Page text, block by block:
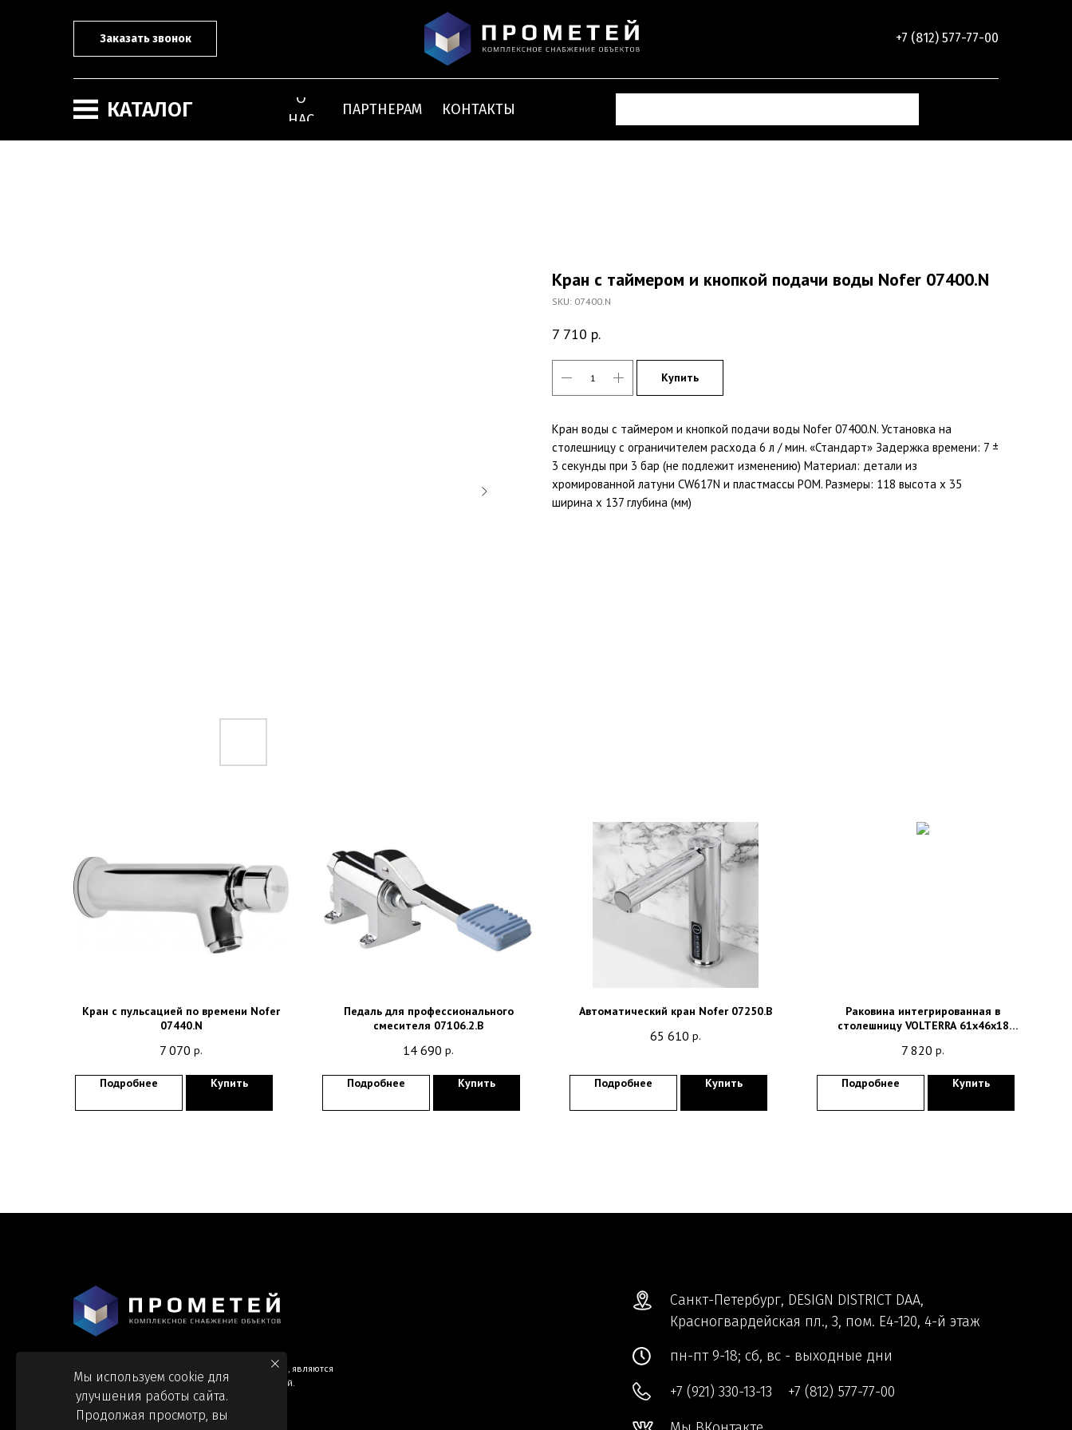
Заказать звонок +7 (812) 577-77-00
КАТАЛОГ
О
НАС
ПАРТНЕРАМ КОНТАКТЫ
Кран с таймером и кнопкой подачи воды Nofer 07400.N
SKU: 07400.N
7 710 р.
Купить
Кран воды с таймером и кнопкой подачи воды Nofer 07400.N. Установка на
столешницу с ограничителем расхода 6 л / мин. «Стандарт» Задержка времени: 7 ±
3 секунды при 3 бар (не подлежит изменению) Материал: детали из
хромированной латуни CW617N и пластмассы POM. Размеры: 118 высота x 35
ширина x 137 глубина (мм)
Кран с пульсацией по времени Nofer
07440.N
7 070 р.
Подробнее Купить
Педаль для профессионального
смесителя 07106.2.B
14 690 р.
Подробнее Купить
Автоматический кран Nofer 07250.B
65 610 р.
Подробнее Купить
Раковина интегрированная в
столешницу VOLTERRA 61х46x18
7 820 р.
Подробнее Купить
Информация и цены, представленные на сайте, являются
справочными и не являются публичной офертой.
Санкт-Петербург, DESIGN DISTRICT DAA,
Красногвардейская пл., 3, пом. Е4-120, 4-й этаж
пн-пт 9-18; сб, вс - выходные дни
+7 (921) 330-13-13 +7 (812) 577-77-00
Мы используем cookie для
улучшения работы сайта.
Продолжая просмотр, вы